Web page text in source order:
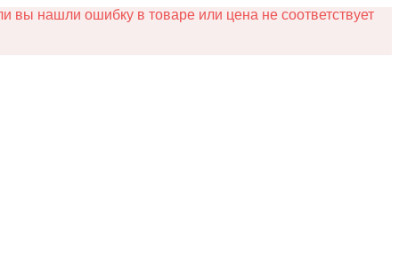
нашли ошибку в товаре или цена не соответствует